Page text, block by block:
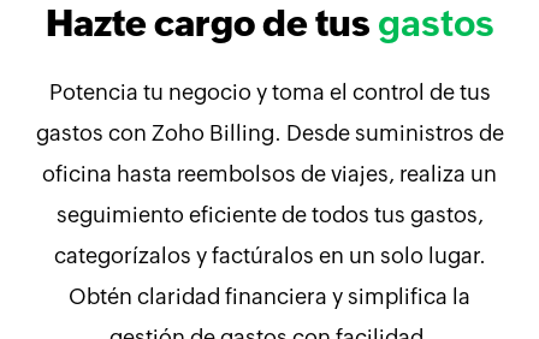
Hazte cargo de tus gastos
Potencia tu negocio y toma el control de tus
gastos con Zoho Billing. Desde suministros de
oficina hasta reembolsos de viajes, realiza un
seguimiento eficiente de todos tus gastos,
categorízalos y factúralos en un solo lugar.
Obtén claridad financiera y simplifica la